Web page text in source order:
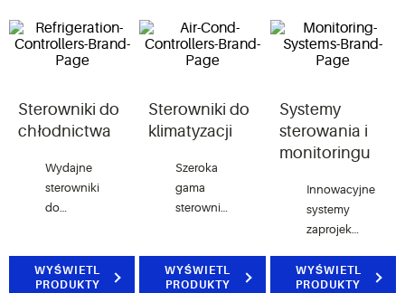
Sterowniki do
chłodnictwa
Wydajne
sterowniki
do
chłodnictwie
z
WYŚWIETL
PRODUKTY
Sterowniki do
klimatyzacji
Szeroka
gama
sterowników
HVAC w
budynkach
WYŚWIETL
PRODUKTY
Systemy
sterowania i
monitoringu
Innowacyjne
systemy
zaprojektowane
spełniały
wszystkie
WYŚWIETL
PRODUKTY